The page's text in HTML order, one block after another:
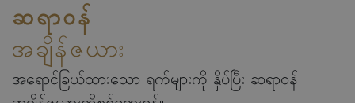
ဆရာဝန်
အချိန်ဇယား
အရောင်ခြယ်ထားသော ရက်များကို နှိပ်ပြီး ဆရာဝန်